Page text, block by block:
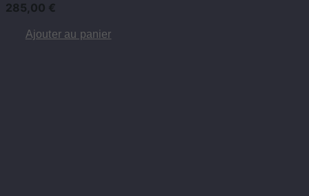
285,00 €
Ajouter au panier